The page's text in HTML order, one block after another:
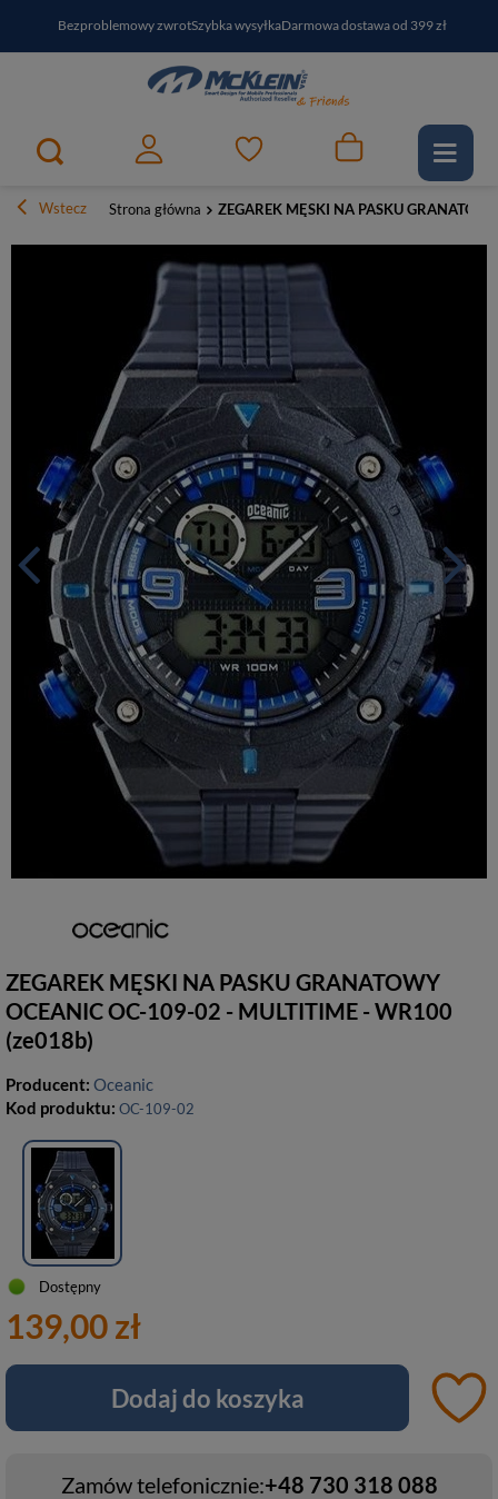
Bezproblemowy zwrotSzybka wysyłkaDarmowa dostawa od 399 zł
PayPo - kup i zapłać za30 dniZapisz się do newslettera i odbierz RABAT
Wstecz Strona główna ZEGAREK MĘSKI NA PASKU
ZEGAREK MĘSKI NA PASKU GRANATOWY
OCEANIC OC-109-02 - MULTITIME - WR100
(ze018b)
Producent: Oceanic
Kod produktu: OC-109-02
Dostępny
139,00 zł
Dodaj do koszyka
Zamów telefonicznie:+48 730 318 088